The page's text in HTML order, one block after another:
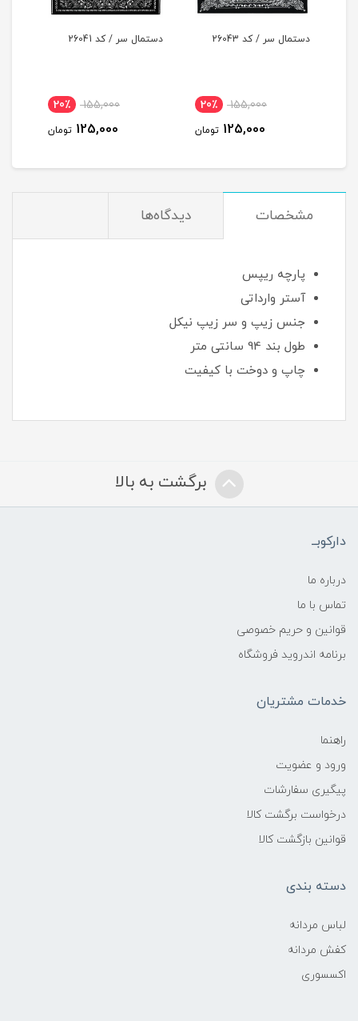
دستمال سر / کد 26043
155,000 20٪
125,000 تومان
دستمال سر / کد 26041
155,000 20٪
125,000 تومان
مشخصات دیدگاه‌ها
پارچه ریپس
آستر وارداتی
جنس زیپ و سر زیپ نیکل
طول بند 94 سانتی متر
چاپ و دوخت با کیفیت
برگشت به بالا
دارکوبــ
درباره ما
تماس با ما
قوانین و حریم خصوصی
برنامه اندروید فروشگاه
خدمات مشتریان
راهنما
ورود و عضویت
پیگیری سفارشات
درخواست برگشت کالا
قوانین بازگشت کالا
دسته بندی
لباس مردانه
کفش مردانه
اکسسوری